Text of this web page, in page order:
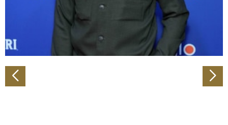
Verwendung unserer Website an unsere Partner für
soziale Medien, Werbung und Analysen weiter. Unsere
Partner führen diese Informationen möglicherweise mit
weiteren Daten zusammen, die Sie ihnen bereitgestellt
haben oder die sie im Rahmen Ihrer Nutzung der Dienste
gesammelt haben.